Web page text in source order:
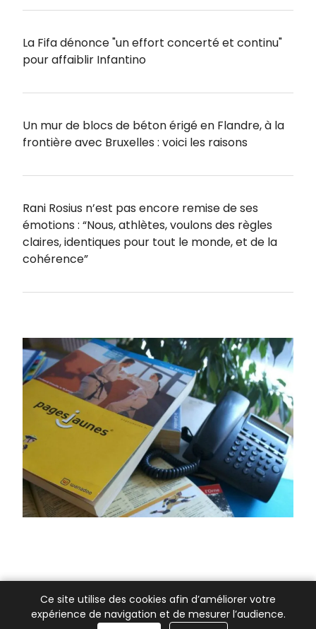
La Fifa dénonce "un effort concerté et continu"
pour affaiblir Infantino
Un mur de blocs de béton érigé en Flandre, à la
frontière avec Bruxelles : voici les raisons
Rani Rosius n’est pas encore remise de ses
émotions : “Nous, athlètes, voulons des règles
claires, identiques pour tout le monde, et de la
cohérence”
Ce site utilise des cookies afin d’améliorer votre
expérience de navigation et de mesurer l’audience.